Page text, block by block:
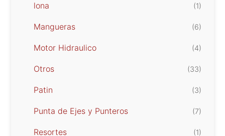
lona (1)
Mangueras (6)
Motor Hidraulico (4)
Otros (33)
Patin (3)
Punta de Ejes y Punteros (7)
Resortes (1)